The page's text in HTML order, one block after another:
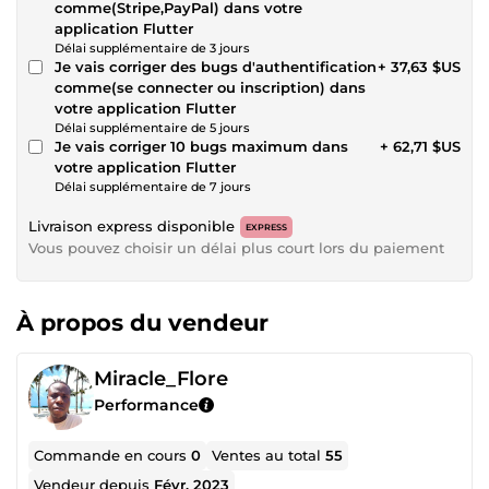
comme(Stripe,PayPal) dans votre
application Flutter
Délai supplémentaire de 3 jours
Je vais corriger des bugs d'authentification
comme(se connecter ou inscription) dans
votre application Flutter
Délai supplémentaire de 5 jours
+ 37,63 $US
Je vais corriger 10 bugs maximum dans
votre application Flutter
Délai supplémentaire de 7 jours
+ 62,71 $US
Livraison express disponible EXPRESS
Vous pouvez choisir un délai plus court lors du paiement
À propos du vendeur
Miracle_Flore
Performance
Commande en cours0 Ventes au total55
Vendeur depuis Févr. 2023